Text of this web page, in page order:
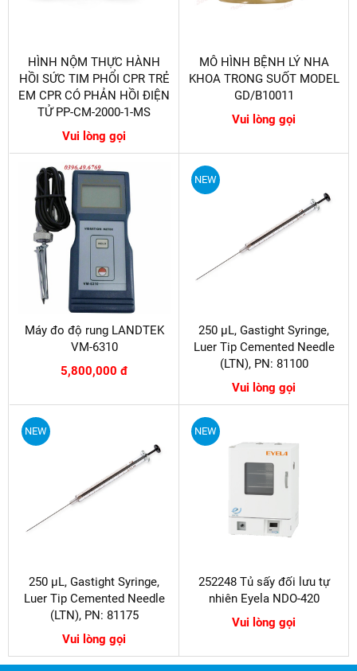
HÌNH NỘM THỰC HÀNH
HỒI SỨC TIM PHỔI CPR TRẺ
EM CPR CÓ PHẢN HỒI ĐIỆN
TỬ PP-CM-2000-1-MS
Vui lòng gọi
MÔ HÌNH BỆNH LÝ NHA
KHOA TRONG SUỐT MODEL
GD/B10011
Vui lòng gọi
Máy đo độ rung LANDTEK
VM-6310
5,800,000 đ
NEW
250 µL, Gastight Syringe,
Luer Tip Cemented Needle
(LTN), PN: 81100
Vui lòng gọi
NEW
250 µL, Gastight Syringe,
Luer Tip Cemented Needle
(LTN), PN: 81175
Vui lòng gọi
NEW
252248 Tủ sấy đối lưu tự
nhiên Eyela NDO-420
Vui lòng gọi